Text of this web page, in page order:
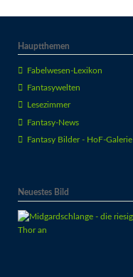
Hauptthemen
Fabelwesen-Lexikon
Fantasywelten
Lesezimmer
Fantasy-News
Fantasy Bilder - HoF-Galerie
Neuestes Bild